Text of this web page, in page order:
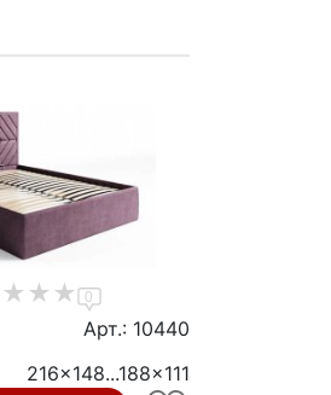
0
Арт.: 10440
216x148...188x111